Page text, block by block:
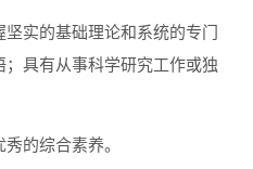
坚实的基础理论和系统的专门
具有从事科学研究工作或独
的综合素养。